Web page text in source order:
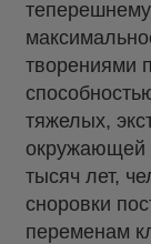
творениями
тяжелых,
окружающей
тысяч лет,
сноровки
переменам